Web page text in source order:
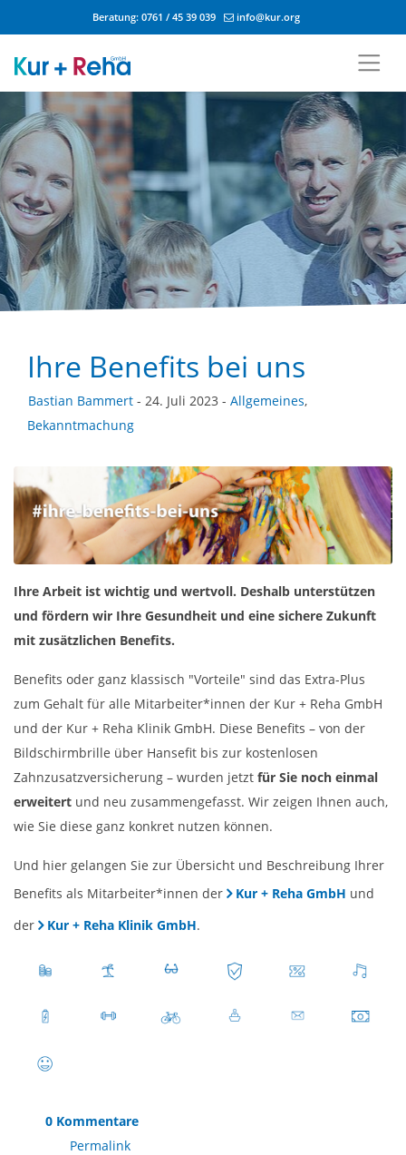
Beratung: 0761 / 45 39 039 info@kur.org
Ihre Benefits bei uns
Bastian Bammert - 24. Juli 2023 - Allgemeines,
Bekanntmachung
Ihre Arbeit ist wichtig und wertvoll. Deshalb unterstützen
und fördern wir Ihre Gesundheit und eine sichere Zukunft
mit zusätzlichen Benefits.
Benefits oder ganz klassisch "Vorteile" sind das Extra-Plus
zum Gehalt für alle Mitarbeiter*innen der Kur + Reha GmbH
und der Kur + Reha Klinik GmbH. Diese Benefits – von der
Bildschirmbrille über Hansefit bis zur kostenlosen
Zahnzusatzversicherung – wurden jetzt für Sie noch einmal
erweitert und neu zusammengefasst. Wir zeigen Ihnen auch,
wie Sie diese ganz konkret nutzen können.
Und hier gelangen Sie zur Übersicht und Beschreibung Ihrer
Benefits als Mitarbeiter*innen der
Kur + Reha GmbH und
der
Kur + Reha Klinik GmbH.
0 Kommentare
Permalink